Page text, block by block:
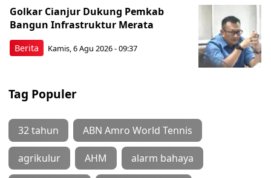
Berita
Golkar Cianjur Dukung Pemkab
Bangun Infrastruktur Merata
Kamis, 6 Agu 2026 - 09:37
Tag Populer
32 tahun ABN Amro World Tennis
agrikulur AHM alarm bahaya